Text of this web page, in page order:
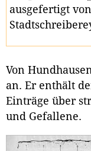
ausgefertigt
Von
an. Er enthält
Einträge über
und Gefallene.